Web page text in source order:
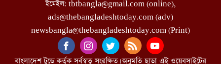
ইমেইল: tbtbangla@gmail.com (online),
ads@thebangladeshtoday.com (adv)
newsbangla@thebangladeshtoday.com (Print)
বাংলাদেশ টুডে কর্তৃক সর্বস্বত্ব সংরক্ষিত। অনুমতি ছাড়া এই ওয়েবসাইটের